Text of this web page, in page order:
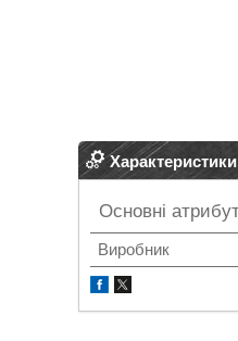
Характеристики
Основні
Виробник